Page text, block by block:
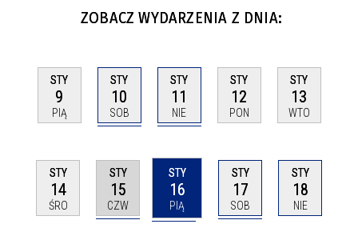
ZOBACZ WYDARZENIA Z DNIA:
STY
9
PIĄ
STY
10
SOB
STY
11
NIE
STY
12
PON
STY
13
WTO
STY
14
ŚRO
STY
15
CZW
STY
16
PIĄ
STY
17
SOB
STY
18
NIE